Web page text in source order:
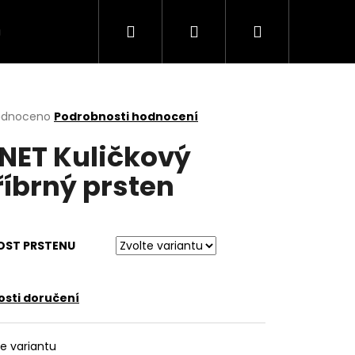
Hledat PřihlášeníNákupní
Podrobnosti hodnocení
Kuličkový
prsten
PRSTENU
doručení
variantu